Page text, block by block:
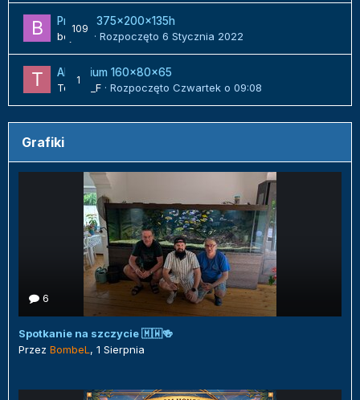
109
Projekt 375x200x135h
bojack
· Rozpoczęto 6 Stycznia 2022
1
Akwarium 160x80x65
Tomek_F · Rozpoczęto Czwartek o 09:08
Grafiki
6
Spotkanie na szczycie 🇲🇼🍻
Przez BombeL , 1 Sierpnia